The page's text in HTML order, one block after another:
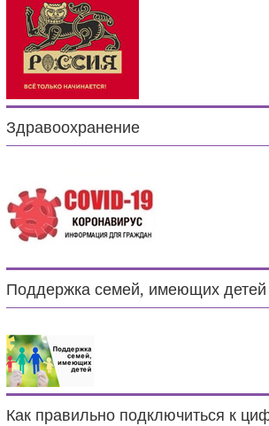
Здравоохранение
Поддержка семей, имеющих детей
Как правильно подключиться к